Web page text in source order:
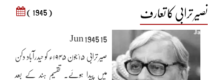
نصیر ترابی کا تعارف ( 1945 )
15 Jun 1945
صیر ترابی ۱۵؍جون ۱۹۴۵ء کو حیدرآباد دکن
میں پیدا ہوئے۔ تقسیم ہند کے بعد